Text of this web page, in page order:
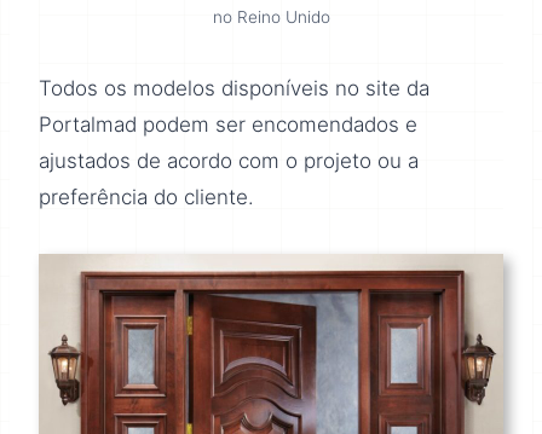
no Reino Unido
Todos os modelos disponíveis no site da
Portalmad podem ser encomendados e
ajustados de acordo com o projeto ou a
preferência do cliente.